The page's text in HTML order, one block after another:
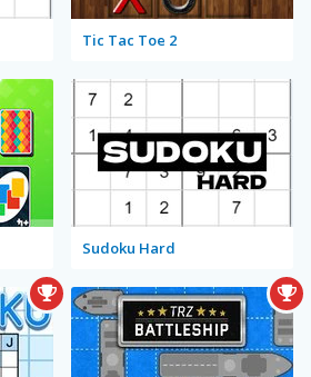
Tic Tac Toe 2
Sudoku Hard